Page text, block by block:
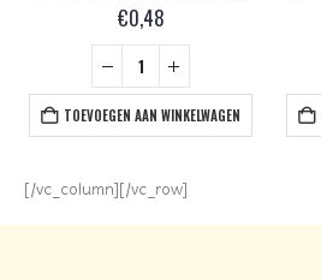
€0,48
TOEVOEGEN AAN WINKELWAGEN
[/vc_column][/vc_row]